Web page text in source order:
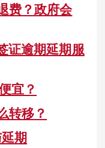
费？政府会
证逾期延期服
宜？
转移？
期